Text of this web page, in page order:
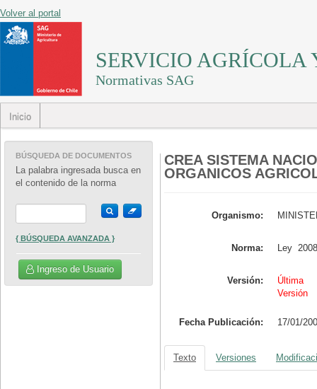
Volver al portal
SERVICIO AGRÍCOLA
Normativas SAG
Inicio
BÚSQUEDA DE DOCUMENTOS
La palabra ingresada busca en
el contenido de la norma
{ BÚSQUEDA AVANZADA }
Ingreso de Usuario
CREA SISTEMA
ORGANICOS
Organismo:
Norma: Ley
Versión:
Última
Versión
Fecha Publicación: 17/01/
Texto Versiones